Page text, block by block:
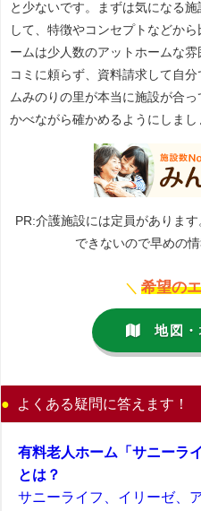
と少ないです。まずは気になる
して、特徴やコンセプトなどか
ームは少人数のアットホームな
コミに頼らず、資料請求して自
ムみのりの里が本当に施設が合
かべながら確かめるようにしまし
PR:介護施設には定員がありま
できないので早めの
＼ 希望の
地図
よくある疑問に答えます！
有料老人ホーム「サニーラ
とは？
サニーライフ、イリーゼ、